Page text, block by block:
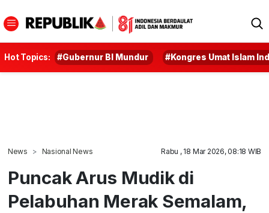
Hot Topics: #Gubernur BI Mundur #Kongres Umat Islam
News Nasional News Rabu , 18 Mar 2026, 08:18 WIB
Puncak Arus Mudik di
Pelabuhan Merak Semalam,